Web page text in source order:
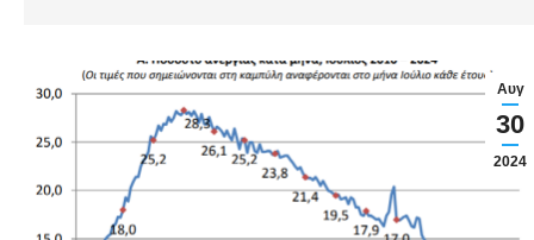
Αυγ
30
2024